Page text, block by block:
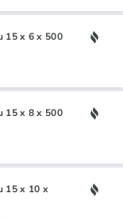
15 x 6 x 500
15 x 8 x 500
15 x 10 x